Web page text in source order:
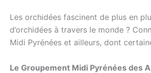
Les orchidées fascinent de plus en
d’orchidées à travers le monde ?
Midi Pyrénées et ailleurs, dont
Le Groupement Midi Pyrénées des